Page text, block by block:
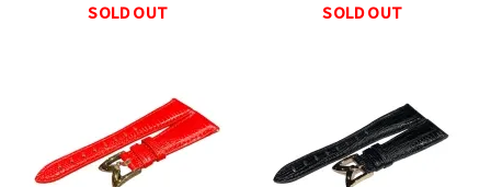
SOLD OUT
SOLD OUT